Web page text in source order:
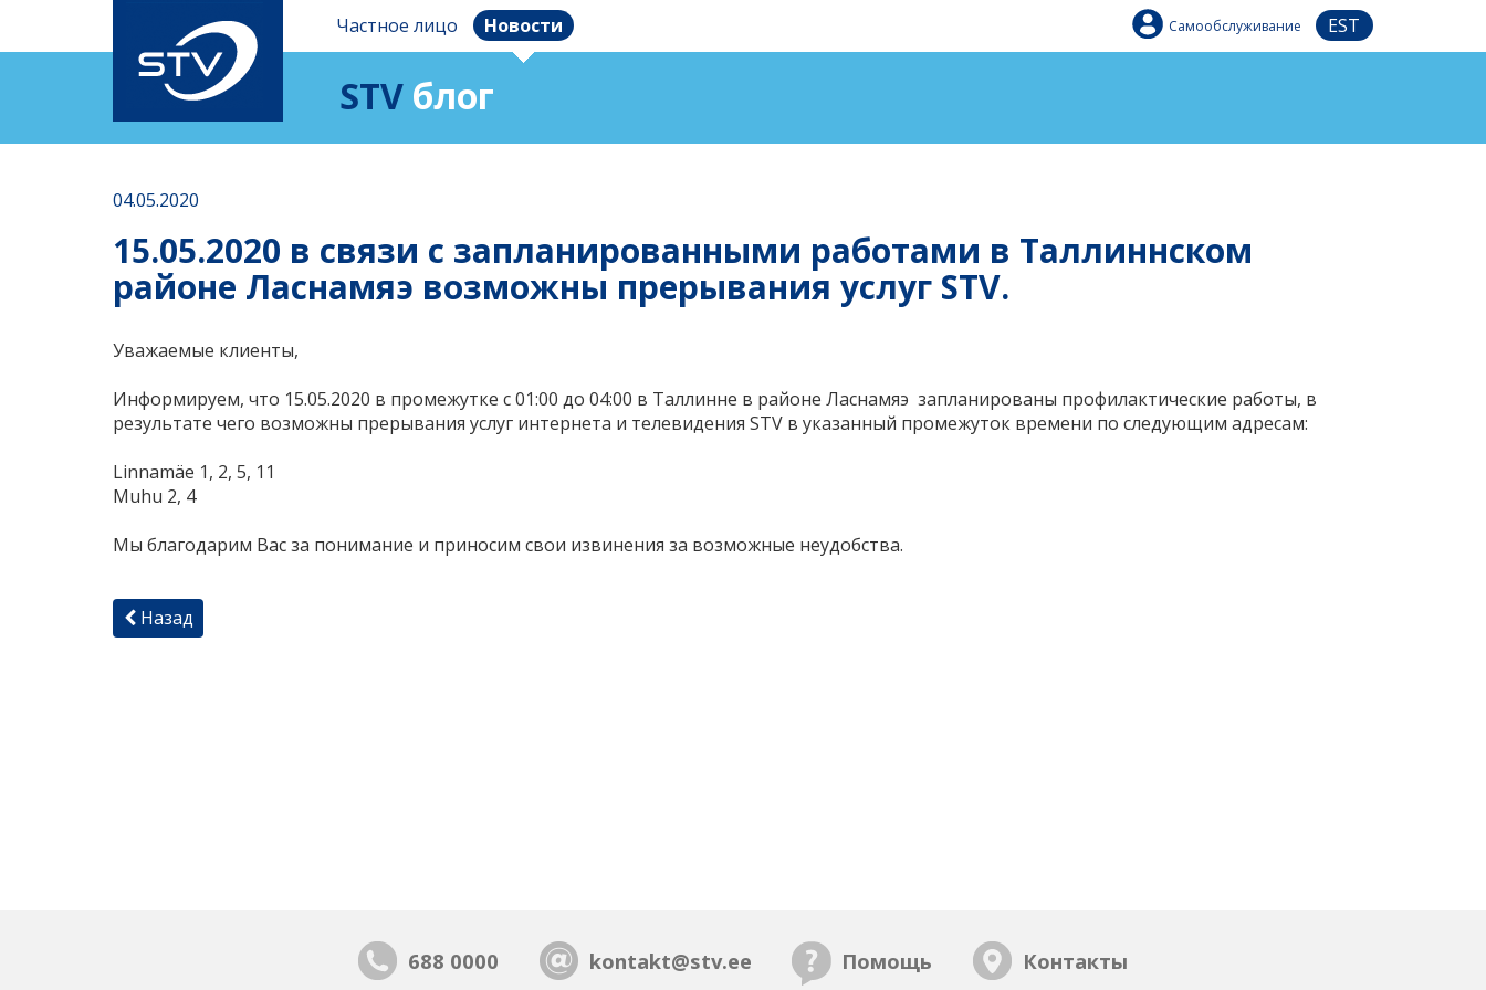
Частное лицо Новости Самообслуживание EST
STV блог
04.05.2020
15.05.2020 в связи с запланированными работами в Таллиннском
районе Ласнамяэ возможны прерывания услуг STV.
Уважаемые клиенты,
Информируем, что 15.05.2020 в промежутке с 01:00 до 04:00 в Таллинне в районе Ласнамяэ запланированы профилактические работы, в
результате чего возможны прерывания услуг интернета и телевидения STV в указанный промежуток времени по следующим адресам:
Linnamäe 1, 2, 5, 11
Muhu 2, 4
Мы благодарим Вас за понимание и приносим свои извинения за возможные неудобства.
Назад
688 0000 kontakt@stv.ee Помощь Контакты